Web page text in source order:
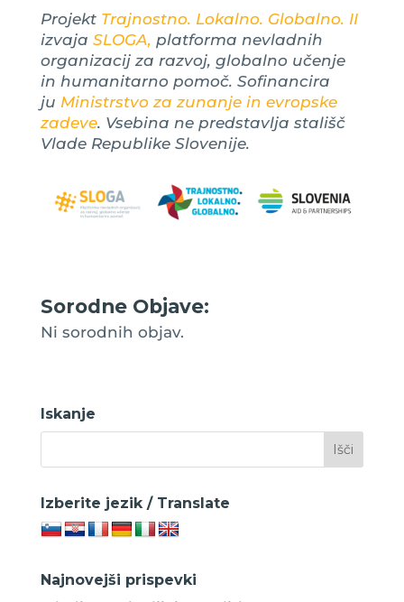
Projekt Trajnostno. Lokalno. Globalno. II
izvaja SLOGA, platforma nevladnih
organizacij za razvoj, globalno učenje
in humanitarno pomoč. Sofinancira
ju Ministrstvo za zunanje in evropske
zadeve. Vsebina ne predstavlja stališč
Vlade Republike Slovenije.
Sorodne Objave:
Ni sorodnih objav.
Iskanje
Izberite jezik / Translate
Najnovejši prispevki